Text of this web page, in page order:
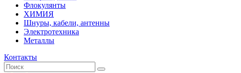
Флокулянты
ХИМИЯ
Шнуры, кабели, антенны
Электротехника
Металлы
Контакты